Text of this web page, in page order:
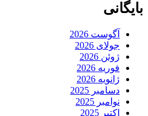
بایگانی
آگوست 2026
جولای 2026
ژوئن 2026
فوریه 2026
ژانویه 2026
دسامبر 2025
نوامبر 2025
اکتبر 2025